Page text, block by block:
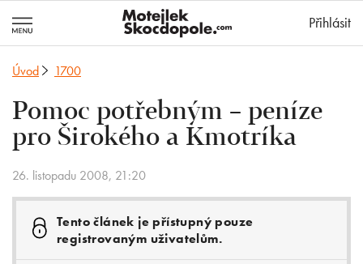
Přihlásit
Úvod 1700
Pomoc potřebným – peníze
pro Širokého a Kmotríka
26. listopadu 2008, 21:20
Tento článek je přístupný pouze
registrovaným uživatelům.